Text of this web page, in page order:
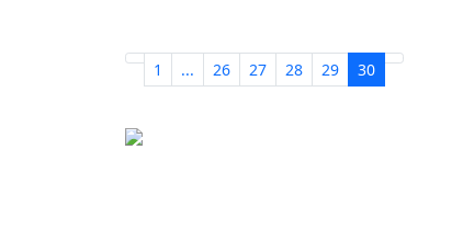
1 ... 26 27 28 29 30